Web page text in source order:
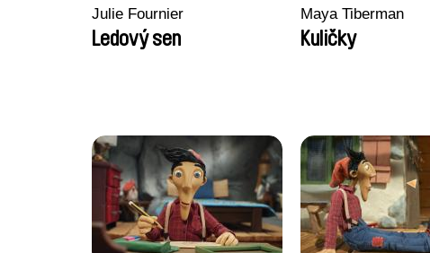
Julie Fournier
Ledový sen
Maya Tiberman
Kuličky